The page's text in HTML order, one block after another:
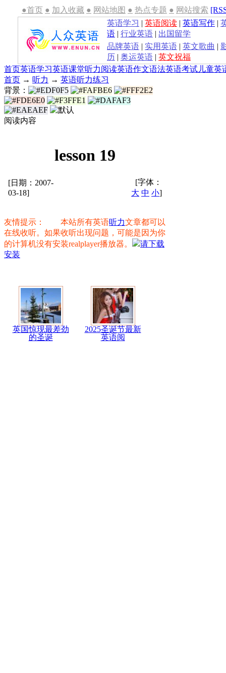
●首页 ● 加入收藏 ● 网站地图 ● 热点专题 ● 网站搜索
英语学习 | 英语阅读 | 英语写作 |
语 | 行业英语 | 出国留学
品牌英语 | 实用英语 | 英文歌曲 |
历 | 奥运英语 | 英文祝福
首页英语学习英语课堂听力阅读英语作文语法英语考试 儿童英
首页 → 听力 → 英语听力练习
背景：
阅读内容
lesson 19
[日期：2007-
03-18]
[字体：
大 中 小]
友情提示： 本站所有英语听力文章都可以
在线收听。如果收听出现问题，可能是因为你
的计算机没有安装realplayer播放器。
请下载
安装
英国惊现最差劲
的圣诞
2025圣诞节最新
英语阅